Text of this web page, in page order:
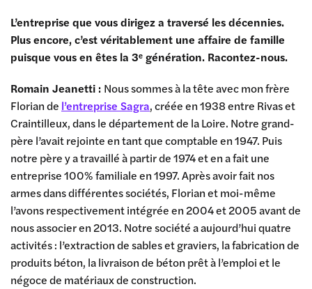
L’entreprise que vous dirigez a traversé les décennies.
Plus encore, c’est véritablement une affaire de famille
puisque vous en êtes la 3ᵉ génération. Racontez-nous.
Romain Jeanetti : Nous sommes à la tête avec mon frère
Florian de l’entreprise Sagra, créée en 1938 entre Rivas et
Craintilleux, dans le département de la Loire. Notre grand-
père l’avait rejointe en tant que comptable en 1947. Puis
notre père y a travaillé à partir de 1974 et en a fait une
entreprise 100% familiale en 1997. Après avoir fait nos
armes dans différentes sociétés, Florian et moi-même
l’avons respectivement intégrée en 2004 et 2005 avant de
nous associer en 2013. Notre société a aujourd’hui quatre
activités : l’extraction de sables et graviers, la fabrication de
produits béton, la livraison de béton prêt à l’emploi et le
négoce de matériaux de construction.